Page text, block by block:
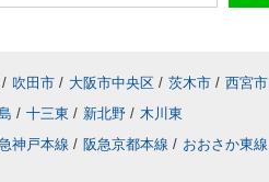
/ 吹田市 / 大阪市中央区 / 茨木市 / 西宮市
/ 十三東 / 新北野 / 木川東
神戸本線 / 阪急京都本線 / おおさか東線